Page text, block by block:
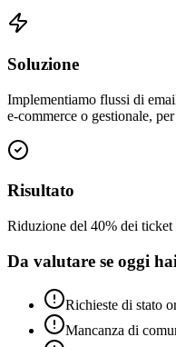
Soluzione
Implementiamo flussi di
e-commerce o gestionale,
Risultato
Riduzione del 40% dei ticket
Da valutare se oggi hai
Richieste di stato
Mancanza di